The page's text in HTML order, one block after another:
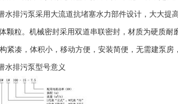
水排污泵采用大流道抗堵塞水力部件设计，大大提
颗粒。机械密封采用双道串联密封，材质为硬质
构紧凑，体积小，移动方便，安装简便，无需建泵房
水排污泵型号意义